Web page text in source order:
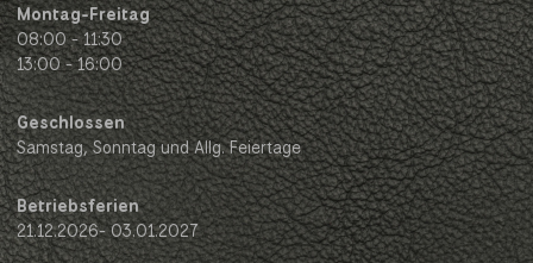
Montag-Freitag
08:00 - 11:30
13:00 - 16:00
Geschlossen
Samstag, Sonntag und Allg. Feiertage
Betriebsferien
21.12.2026- 03.01.2027